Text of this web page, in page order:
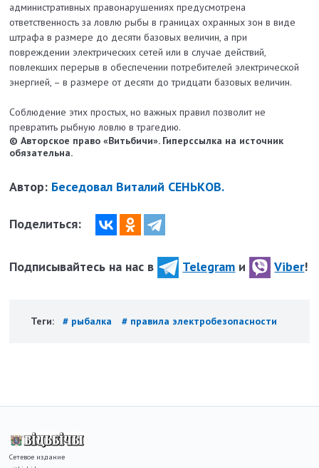
административных правонарушениях предусмотрена
ответственность за ловлю рыбы в границах охранных зон в виде
штрафа в размере до десяти базовых величин, а при
повреждении электрических сетей или в случае действий,
повлекших перерыв в обеспечении потребителей электрической
энергией, – в размере от десяти до тридцати базовых величин.
Соблюдение этих простых, но важных правил позволит не
превратить рыбную ловлю в трагедию.
© Авторское право «Витьбичи». Гиперссылка на источник
обязательна.
Автор: Беседовал Виталий СЕНЬКОВ.
Поделиться:
Подписывайтесь на нас в Telegram и Viber!
Теги: # рыбалка # правила электробезопасности
Сетевое издание